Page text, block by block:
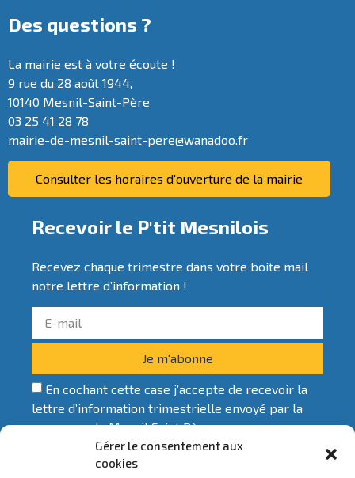
Gérer le consentement aux
cookies
Des questions ?
La mairie est à votre écoute !
9 rue du 28 août 1944,
10140 Mesnil-Saint-Père
03 25 41 28 78
mairie-de-mesnil-saint-pere@wanadoo.fr
Consulter les horaires d'ouverture de la mairie
Recevoir le P'tit Mesnilois
Recevez chaque trimestre dans votre boite mail
notre lettre d’information !
En cochant cette case j’accepte de recevoir la
lettre d’information trimestrielle envoyé par la
commune de Mesnil Saint Père
Je m'abonne
Liens utiles